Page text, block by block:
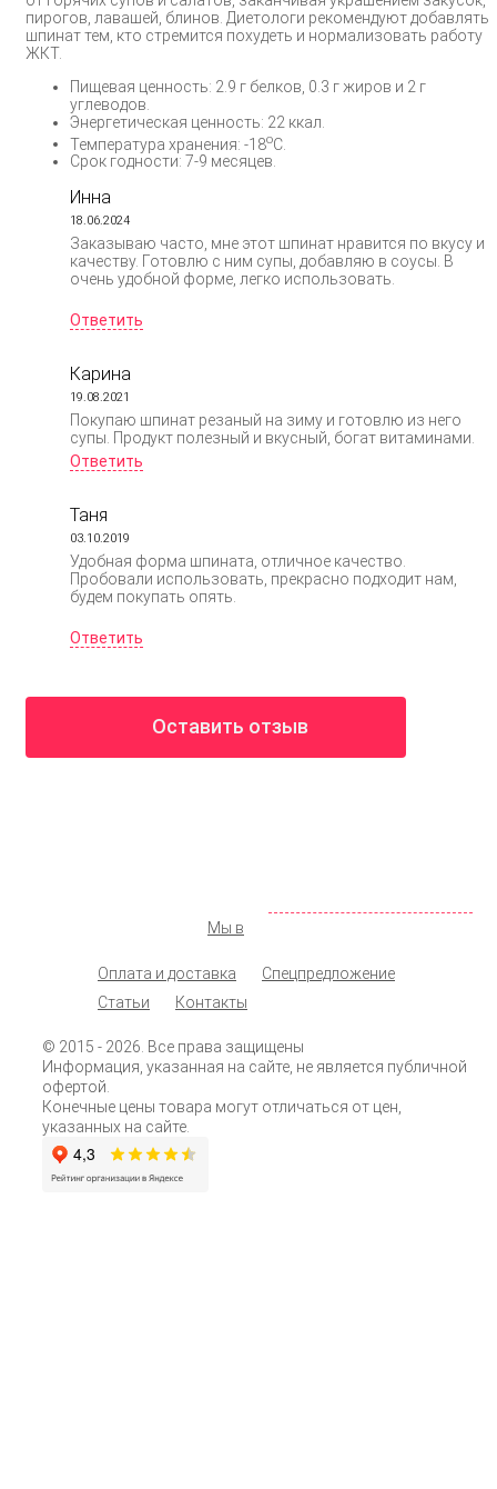
пирогов, лавашей, блинов. Диетологи рекомендуют добавлять
шпинат тем, кто стремится похудеть и нормализовать работу
ЖКТ.
Пищевая ценность: 2.9 г белков, 0.3 г жиров и 2 г
углеводов.
Энергетическая ценность: 22 ккал.
Температура хранения: -18оС.
Срок годности: 7-9 месяцев.
Инна
18.06.2024
Заказываю часто, мне этот шпинат нравится по вкусу и
качеству. Готовлю с ним супы, добавляю в соусы. В
очень удобной форме, легко использовать.
Ответить
Карина
19.08.2021
Покупаю шпинат резаный на зиму и готовлю из него
супы. Продукт полезный и вкусный, богат витаминами.
Ответить
Таня
03.10.2019
Удобная форма шпината, отличное качество.
Пробовали использовать, прекрасно подходит нам,
будем покупать опять.
Ответить
Оставить отзыв
Мы в
Оплата и доставка
Спецпредложение
Статьи
Контакты
© 2015 - 2026. Все права защищены
Информация, указанная на сайте, не является публичной
офертой.
Конечные цены товара могут отличаться от цен,
указанных на сайте.